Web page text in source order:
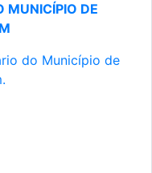
MUNICÍPIO DE
do Município de